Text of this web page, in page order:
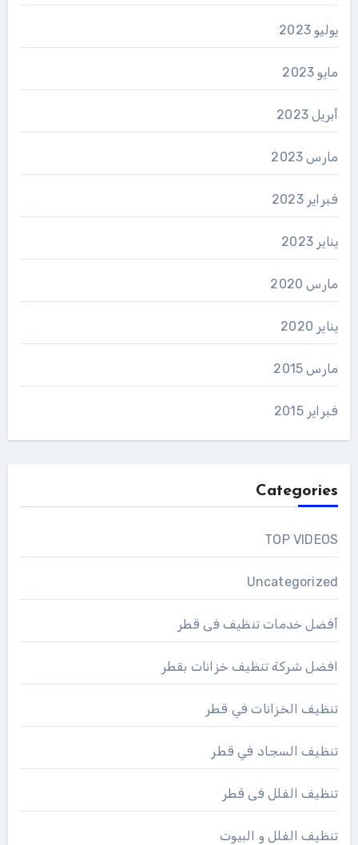
يوليو 2023
مايو 2023
أبريل 2023
مارس 2023
فبراير 2023
يناير 2023
مارس 2020
يناير 2020
مارس 2015
فبراير 2015
Categories
TOP VIDEOS
Uncategorized
أفضل خدمات تنظيف فى قطر
افضل شركة تنظيف خزانات بقطر
تنظيف الخزانات في قطر
تنظيف السجاد في قطر
تنظيف الفلل فى قطر
تنظيف الفلل و البيوت